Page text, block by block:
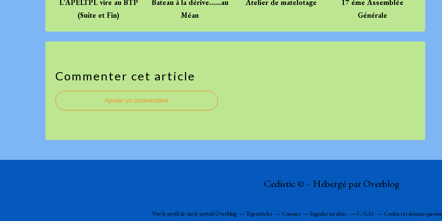
L'APELTPL vire au BTP
(Suite et Fin)
Bateau à la dérive......au
Méan
Atelier de matelotage
17 éme Assemblée
Générale
Commenter cet article
Ajouter un commentaire
Cedistic © - Hébergé parOverblog
Voir le profil de sur le portail Overblog Top articles Contact Signaler un abus C.G.U. Cookies et données